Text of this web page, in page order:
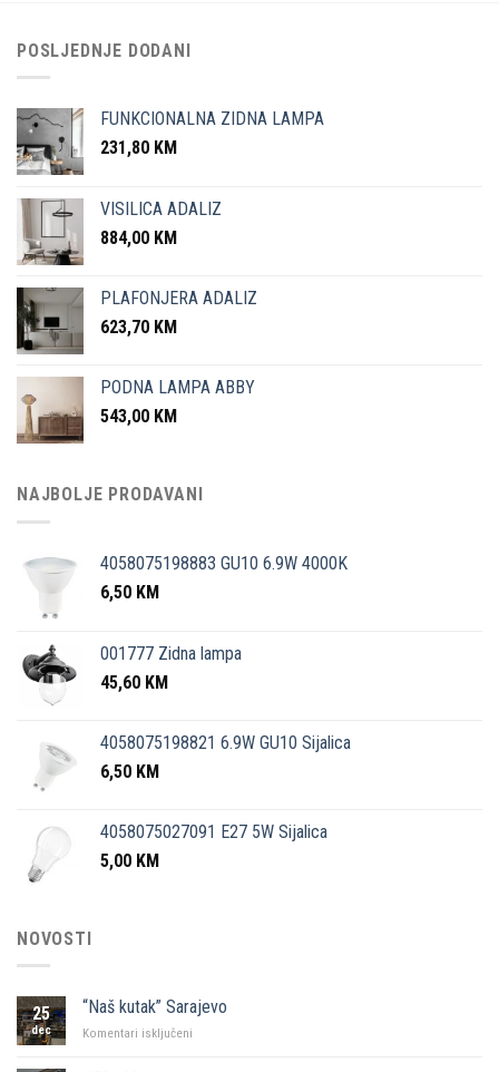
POSLJEDNJE DODANI
FUNKCIONALNA ZIDNA LAMPA
231,80 KM
VISILICA ADALIZ
884,00 KM
PLAFONJERA ADALIZ
623,70 KM
PODNA LAMPA ABBY
543,00 KM
NAJBOLJE PRODAVANI
4058075198883 GU10 6.9W 4000K
6,50 KM
001777 Zidna lampa
45,60 KM
4058075198821 6.9W GU10 Sijalica
6,50 KM
4058075027091 E27 5W Sijalica
5,00 KM
NOVOSTI
25
dec
“Naš kutak” Sarajevo
Komentari isključeni